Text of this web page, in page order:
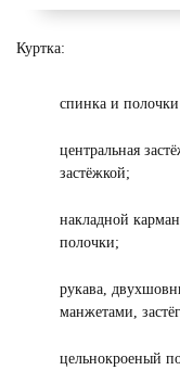
Куртка:
спинка и
центральная
застёжкой;
накладной
полочки;
рукава,
манжетами,
цельнокроеный